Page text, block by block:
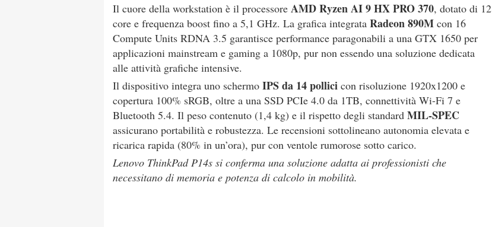
Il cuore della workstation è il processore AMD Ryzen AI 9 HX PRO 370, dotato di 12
core e frequenza boost fino a 5,1 GHz. La grafica integrata Radeon 890M con 16
Compute Units RDNA 3.5 garantisce performance paragonabili a una GTX 1650 per
applicazioni mainstream e gaming a 1080p, pur non essendo una soluzione dedicata
alle attività grafiche intensive.
Il dispositivo integra uno schermo IPS da 14 pollici con risoluzione 1920x1200 e
copertura 100% sRGB, oltre a una SSD PCIe 4.0 da 1TB, connettività Wi-Fi 7 e
Bluetooth 5.4. Il peso contenuto (1,4 kg) e il rispetto degli standard MIL-SPEC
assicurano portabilità e robustezza. Le recensioni sottolineano autonomia elevata e
ricarica rapida (80% in un’ora), pur con ventole rumorose sotto carico.
Lenovo ThinkPad P14s si conferma una soluzione adatta ai professionisti che
necessitano di memoria e potenza di calcolo in mobilità.